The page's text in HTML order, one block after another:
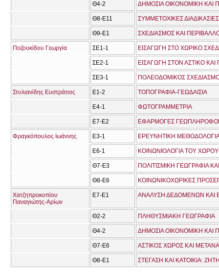
Θ4-2 ΔΗΜΟΣΙΑ ΟΙΚΟΝΟΜΙΚΗ ΚΑΙ
Θ8-Ε11 ΣΥΜΜΕΤΟΧΙΚΕΣ
Θ9-Ε1 ΣΧΕΔΙΑΣΜΟΣ ΚΑΙ
Ποζουκίδου Γεωργία ΣΕ1-1 ΕΙΣΑΓΩΓΗ ΣΤΟ ΧΩΡΙΚΟ
ΣΕ2-1 ΕΙΣΑΓΩΓΗ ΣΤΟΝ ΑΣΤΙΚΟ
ΣΕ3-1 ΠΟΛΕΟΔΟΜΙΚΟΣ
Στυλιανίδης Ευστράτιος Ε1-2 ΤΟΠΟΓΡΑΦΙΑ-ΓΕΩΔΑΙΣΙΑ
Ε4-1 ΦΩΤΟΓΡΑΜΜΕΤΡΙΑ
Ε7-Ε2 ΕΦΑΡΜΟΓΕΣ
Φραγκόπουλος Ιωάννης Ε3-1
Ε6-1
Θ7-Ε3 ΠΟΛΙΤΙΣΜΙΚΗ ΓΕΩΓΡΑΦΙΑ
Θ8-Ε6 ΚΟΙΝΩΝΙΚΟΧΩΡΙΚΕΣ
Χατζηπροκοπίου
Παναγιώτης-Αρίων
Ε7-Ε1 ΑΝΑΛΥΣΗ ΔΕΔΟΜΕΝΩΝ ΚΑΙ
Θ2-2 ΠΛΗΘΥΣΜΙΑΚΗ ΓΕΩΓΡΑΦΙΑ
Θ4-2 ΔΗΜΟΣΙΑ ΟΙΚΟΝΟΜΙΚΗ ΚΑΙ
Θ7-Ε6 ΑΣΤΙΚΟΣ ΧΩΡΟΣ ΚΑΙ
Θ8-Ε1